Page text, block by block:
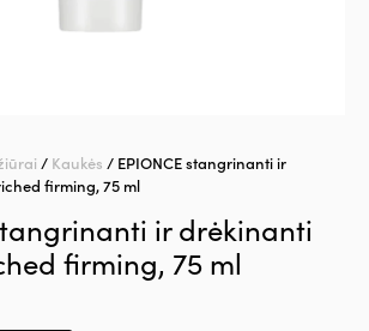
/ Kaukės / EPIONCE stangrinanti ir
firming, 75 ml
ir drėkinanti
firming, 75 ml